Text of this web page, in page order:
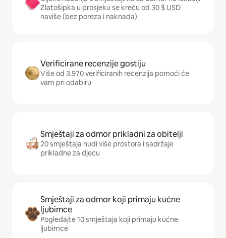
Zlatošipka u prosjeku se kreću od 30 $ USD
naviše (bez poreza i naknada)
Verificirane recenzije gostiju
Više od 3.970 verificiranih recenzija pomoći će
vam pri odabiru
Smještaji za odmor prikladni za obitelji
20 smještaja nudi više prostora i sadržaje
prikladne za djecu
Smještaji za odmor koji primaju kućne
ljubimce
Pogledajte 10 smještaja koji primaju kućne
ljubimce